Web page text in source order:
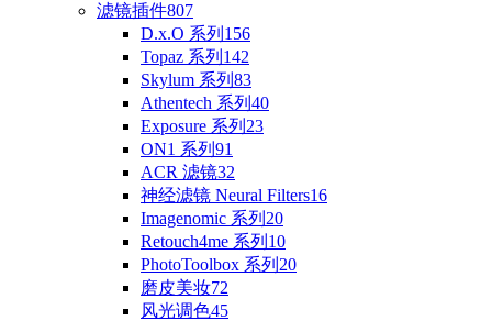
滤镜插件807
D.x.O 系列 156
Topaz 系列 142
Skylum 系列 83
Athentech 系列 40
Exposure 系列 23
ON1 系列 91
ACR 滤镜32
神经滤镜 Neural Filters16
Imagenomic 系列 20
Retouch4me 系列 10
PhotoToolbox 系列 20
磨皮美妆72
风光调色45